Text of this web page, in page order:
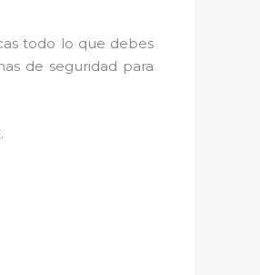
todo lo que debes
de seguridad para
.